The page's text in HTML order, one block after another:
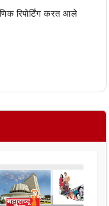
रिपोर्टिंग करत आले